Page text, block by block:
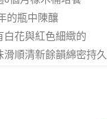
的瓶中陳釀
白花與紅色細緻的
滑順清新餘韻綿密持久